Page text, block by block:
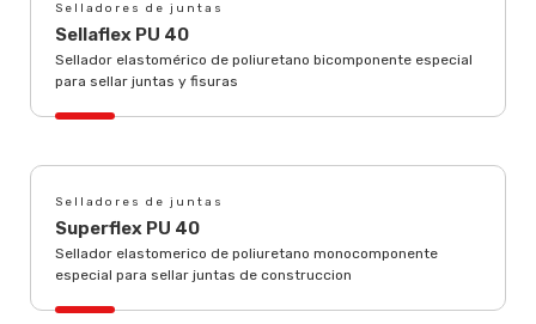
Selladores de juntas
Sellaflex PU 40
Sellador elastomérico de poliuretano bicomponente especial
para sellar juntas y fisuras
Selladores de juntas
Superflex PU 40
Sellador elastomerico de poliuretano monocomponente
especial para sellar juntas de construccion